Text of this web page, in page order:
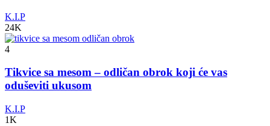
K.I.P
24K
4
Tikvice sa mesom – odličan obrok koji će vas
oduševiti ukusom
K.I.P
1K